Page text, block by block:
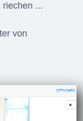
riechen ...
von